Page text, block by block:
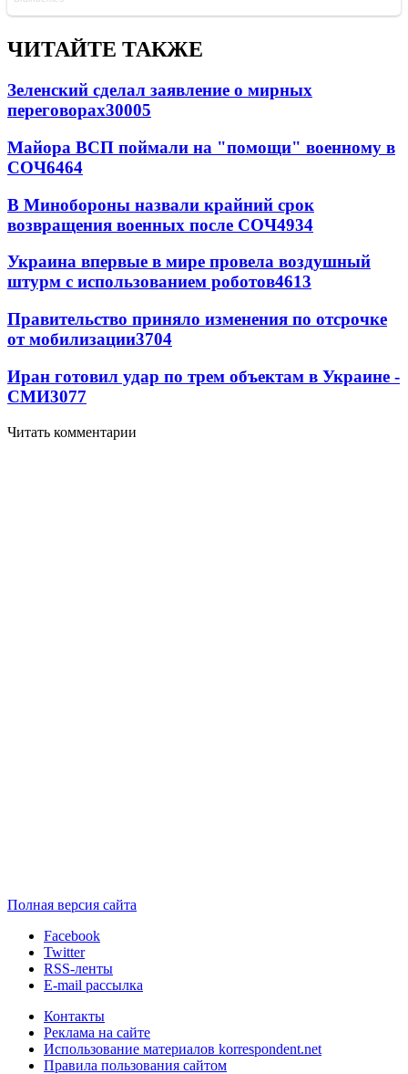
ЧИТАЙТЕ ТАКЖЕ
Зеленский сделал заявление о мирных
переговорах30005
Майора ВСП поймали на "помощи" военному в
СОЧ6464
В Минобороны назвали крайний срок
возвращения военных после СОЧ4934
Украина впервые в мире провела воздушный
штурм с использованием роботов4613
Правительство приняло изменения по отсрочке
от мобилизации3704
Иран готовил удар по трем объектам в Украине -
СМИ3077
Читать комментарии
Полная версия сайта
Facebook
Twitter
RSS-ленты
E-mail рассылка
Контакты
Реклама на сайте
Использование материалов korrespondent.net
Правила пользования сайтом